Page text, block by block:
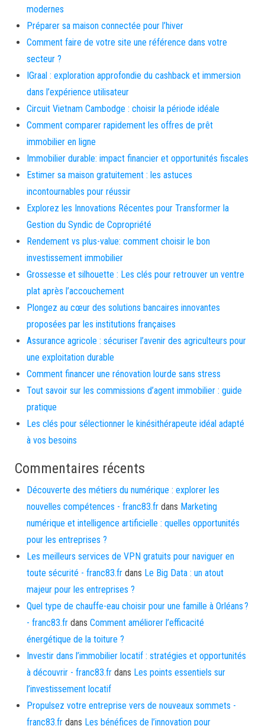
modernes
Préparer sa maison connectée pour l’hiver
Comment faire de votre site une référence dans votre
secteur ?
IGraal : exploration approfondie du cashback et immersion
dans l’expérience utilisateur
Circuit Vietnam Cambodge : choisir la période idéale
Comment comparer rapidement les offres de prêt
immobilier en ligne
Immobilier durable: impact financier et opportunités fiscales
Estimer sa maison gratuitement : les astuces
incontournables pour réussir
Explorez les Innovations Récentes pour Transformer la
Gestion du Syndic de Copropriété
Rendement vs plus-value: comment choisir le bon
investissement immobilier
Grossesse et silhouette : Les clés pour retrouver un ventre
plat après l’accouchement
Plongez au cœur des solutions bancaires innovantes
proposées par les institutions françaises
Assurance agricole : sécuriser l’avenir des agriculteurs pour
une exploitation durable
Comment financer une rénovation lourde sans stress
Tout savoir sur les commissions d’agent immobilier : guide
pratique
Les clés pour sélectionner le kinésithérapeute idéal adapté
à vos besoins
Commentaires récents
Découverte des métiers du numérique : explorer les
nouvelles compétences - franc83.fr dans Marketing
numérique et intelligence artificielle : quelles opportunités
pour les entreprises ?
Les meilleurs services de VPN gratuits pour naviguer en
toute sécurité - franc83.fr dans Le Big Data : un atout
majeur pour les entreprises ?
Quel type de chauffe-eau choisir pour une famille à Orléans ?
- franc83.fr dans Comment améliorer l’efficacité
énergétique de la toiture ?
Investir dans l’immobilier locatif : stratégies et opportunités
à découvrir - franc83.fr dans Les points essentiels sur
l’investissement locatif
Propulsez votre entreprise vers de nouveaux sommets -
franc83.fr dans Les bénéfices de l’innovation pour